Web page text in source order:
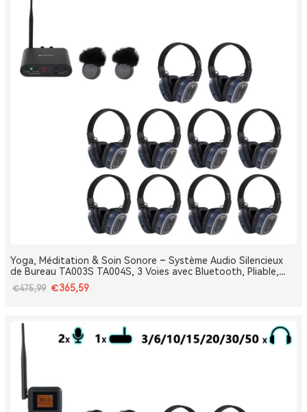
Yoga, Méditation & Soin Sonore – Système Audio Silencieux
de Bureau TA003S TA004S, 3 Voies avec Bluetooth, Pliable,
Type-C, Bass Boost
€475,99 €365,59